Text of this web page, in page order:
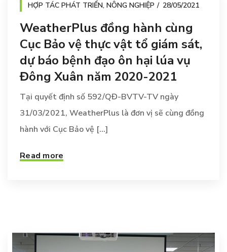
HỢP TÁC PHÁT TRIỂN, NÔNG NGHIỆP 28/05/2021
WeatherPlus đồng hành cùng
Cục Bảo vệ thực vật tổ giám sát,
dự báo bệnh đạo ôn hại lúa vụ
Đông Xuân năm 2020-2021
Tại quyết định số 592/QĐ-BVTV-TV ngày
31/03/2021, WeatherPlus là đơn vị sẽ cùng đồng
hành với Cục Bảo vệ [...]
Read more